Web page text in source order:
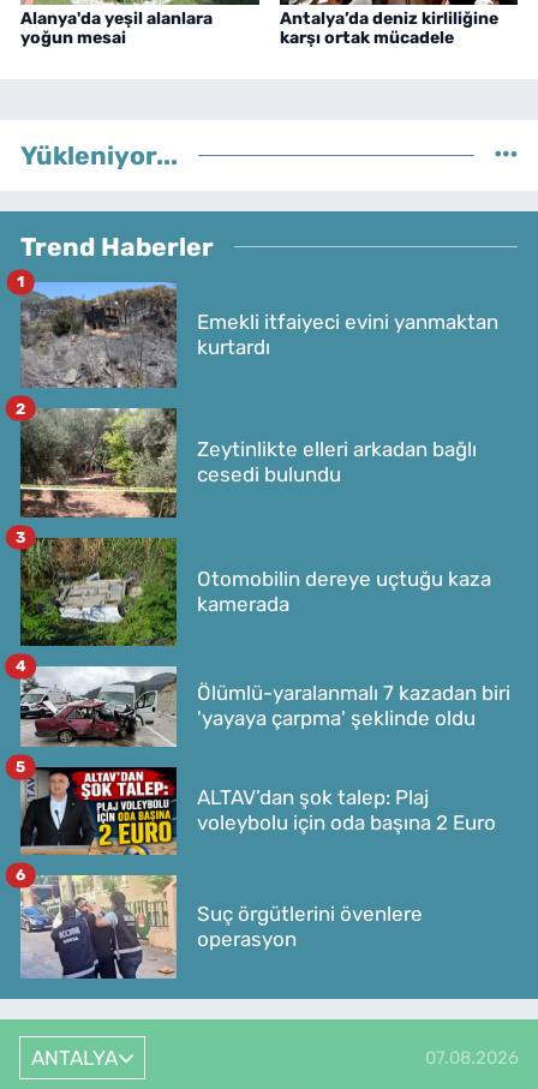
Alanya'da yeşil alanlara
yoğun mesai
Antalya’da deniz kirliliğine
karşı ortak mücadele
Yükleniyor...
Trend Haberler
Emekli itfaiyeci evini yanmaktan
kurtardı
1
Zeytinlikte elleri arkadan bağlı
cesedi bulundu
2
Otomobilin dereye uçtuğu kaza
kamerada
3
Ölümlü-yaralanmalı 7 kazadan biri
'yayaya çarpma' şeklinde oldu
4
ALTAV’dan şok talep: Plaj
voleybolu için oda başına 2 Euro
5
Suç örgütlerini övenlere
operasyon
6
ANTALYA 07.08.2026